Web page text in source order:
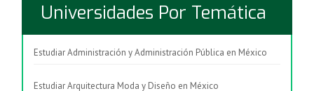
Universidades Por Temática
Estudiar Administración y Administración Pública en México
Estudiar Arquitectura Moda y Diseño en México